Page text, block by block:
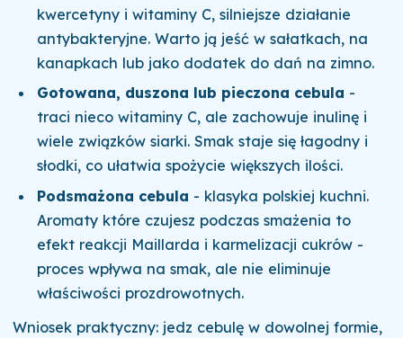
kwercetyny i witaminy C, silniejsze działanie
antybakteryjne. Warto ją jeść w sałatkach, na
kanapkach lub jako dodatek do dań na zimno.
Gotowana, duszona lub pieczona cebula -
traci nieco witaminy C, ale zachowuje inulinę i
wiele związków siarki. Smak staje się łagodny i
słodki, co ułatwia spożycie większych ilości.
Podsmażona cebula - klasyka polskiej kuchni.
Aromaty które czujesz podczas smażenia to
efekt reakcji Maillarda i karmelizacji cukrów -
proces wpływa na smak, ale nie eliminuje
właściwości prozdrowotnych.
Wniosek praktyczny: jedz cebulę w dowolnej formie,